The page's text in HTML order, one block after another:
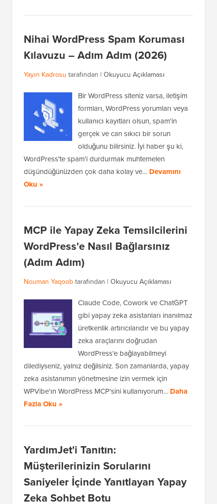
Nihai WordPress Spam Koruması
Kılavuzu – Adım Adım (2026)
Yayın Kadrosu tarafından | Okuyucu Açıklaması
Bir WordPress siteniz varsa, iletişim
formları, WordPress yorumları veya
kullanıcı kayıtları olsun, spam'in
gerçek ve can sıkıcı bir sorun
olduğunu bilirsiniz. İyi haber şu ki,
WordPress'te spam'i durdurmak muhtemelen
düşündüğünüzden çok daha kolay ve… Devamını
Oku »
MCP ile Yapay Zeka Temsilcilerini
WordPress'e Nasıl Bağlarsınız
(Adım Adım)
Nouman Yaqoob tarafından | Okuyucu Açıklaması
Claude Code, Cowork ve ChatGPT
gibi yapay zeka asistanları inanılmaz
üretkenlik artırıcılarıdır ve bu yapay
zeka araçlarını doğrudan
WordPress'e bağlayabilmeyi
dilediyseniz, yalnız değilsiniz. Son zamanlarda, yapay
zeka asistanımın yönetmesine izin vermek için
WPVibe'ın WordPress MCP'sini kullanıyorum… Daha
Fazla Oku »
YardımJet'i Tanıtın:
Müşterilerinizin Sorularını
Saniyeler İçinde Yanıtlayan Yapay
Zeka Sohbet Botu